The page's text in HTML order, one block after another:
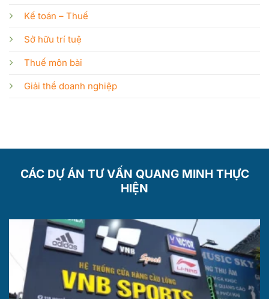
Kế toán – Thuế
Sở hữu trí tuệ
Thuế môn bài
Giải thể doanh nghiệp
CÁC DỰ ÁN TƯ VẤN QUANG MINH THỰC
HIỆN